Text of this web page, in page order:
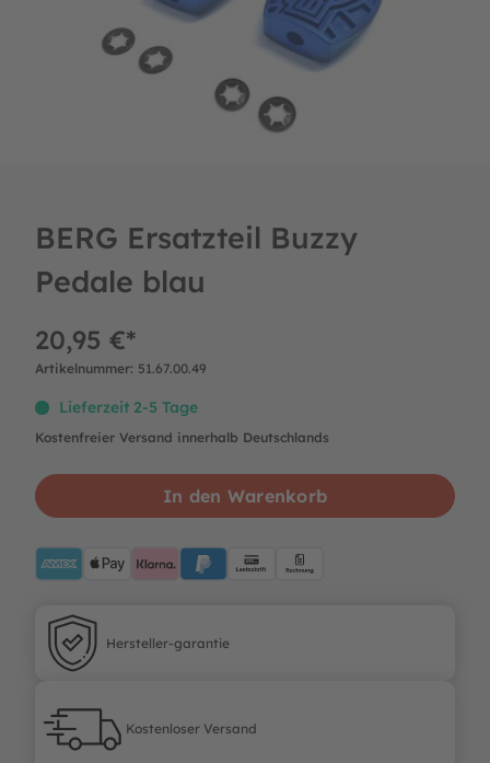
BERG Ersatzteil Buzzy
Pedale blau
20,95 €*
Artikelnummer: 51.67.00.49
Lieferzeit 2-5 Tage
Kostenfreier Versand innerhalb Deutschlands
In den Warenkorb
ApplePayKlarna PayPalBlueLastschrift
Hersteller-garantie
Hersteller-garantie
Kostenloser Versand
Kostenloser Versand